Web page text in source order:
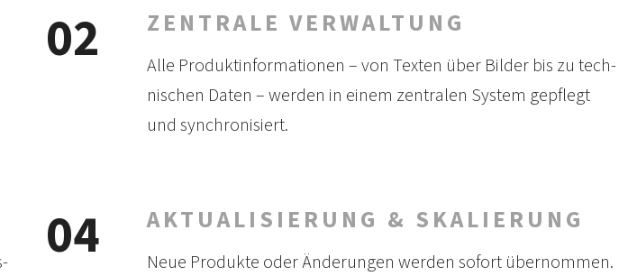
02 ZENTRALE VERWALTUNG
Alle Produkt­informationen – von Texten über Bilder bis zu tech­
nischen Daten – werden in einem zen­tralen Sys­tem ge­pflegt
und synchro­nisiert.
04 AKTUALISIERUNG & SKALIERUNG
Neue Produkte oder Änder­ungen werden sofort über­nommen.